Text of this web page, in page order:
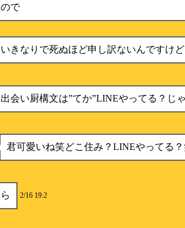
ので
いきなりで死ぬほど申し訳ないんですけど
出会い厨構文は”てか”LINEやってる？じ
君可愛いね笑どこ住み？LINEやってる
ら 2/16 19:2